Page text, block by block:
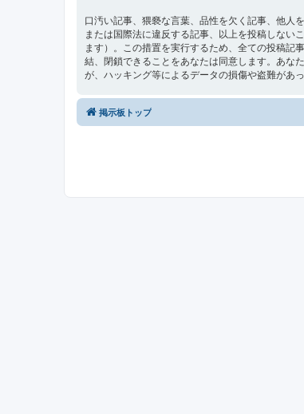
口汚い記事、猥褻な言葉、品性を欠く記事、他人
または国際法に違反する記事、以上を投稿しない
ます）。この措置を実行するため、全ての投稿記
結、閉鎖できることをあなたは同意します。あな
が、ハッキング等によるデータの損傷や盗難があ
掲示板トップ